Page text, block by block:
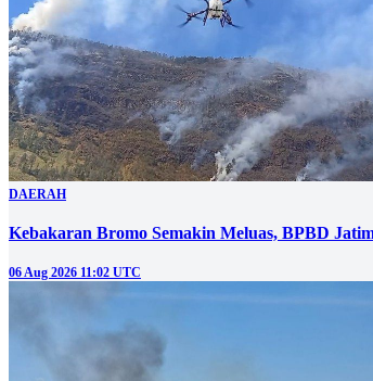
DAERAH
Kebakaran Bromo Semakin Meluas, BPBD
06 Aug 2026 11:02 UTC